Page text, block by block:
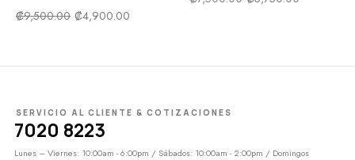
₡9,500.00 ₡4,900.00
SERVICIO AL CLIENTE & COTIZACIONES
7020 8223
Lunes – Viernes: 10:00am - 6:00pm / Sábados: 10:00am - 2:00pm / Domingos